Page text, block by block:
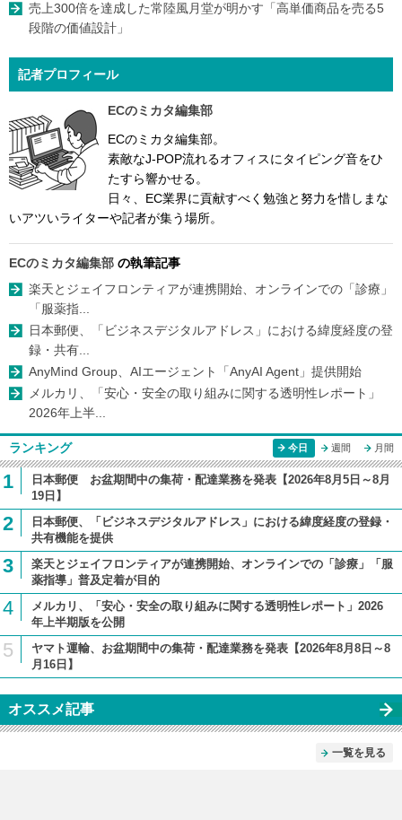
売上300倍を達成した常陸風月堂が明かす「高単価商品を売る5
段階の価値設計」
記者プロフィール
ECのミカタ編集部
ECのミカタ編集部。
素敵なJ-POP流れるオフィスにタイピング音をひ
たすら響かせる。
日々、EC業界に貢献すべく勉強と努力を惜しまな
いアツいライターや記者が集う場所。
ECのミカタ編集部 の執筆記事
楽天とジェイフロンティアが連携開始、オンラインでの「診療」
「服薬指...
日本郵便、「ビジネスデジタルアドレス」における緯度経度の登
録・共有...
AnyMind Group、AIエージェント「AnyAI Agent」提供開始
メルカリ、「安心・安全の取り組みに関する透明性レポート」
2026年上半...
ランキング 今日 週間 月間
1
日本郵便 お盆期間中の集荷・配達業務を発表【2026年8月5日～8月
19日】
2
日本郵便、「ビジネスデジタルアドレス」における緯度経度の登録・
共有機能を提供
3
楽天とジェイフロンティアが連携開始、オンラインでの「診療」「服
薬指導」普及定着が目的
4
メルカリ、「安心・安全の取り組みに関する透明性レポート」2026
年上半期版を公開
5
ヤマト運輸、お盆期間中の集荷・配達業務を発表【2026年8月8日～8
月16日】
オススメ記事
一覧を見る